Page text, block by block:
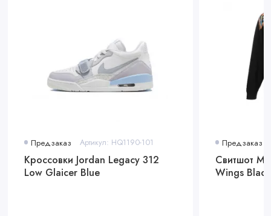
Предзаказ Артикул: HQ1190-101
Кроссовки Jordan Legacy 312
Low Glaicer Blue
Предзаказ
Свитшот
Wings Black